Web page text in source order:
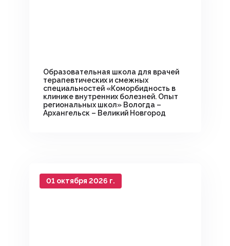
Образовательная школа для врачей
терапевтических и смежных
специальностей «Коморбидность в
клинике внутренних болезней. Опыт
региональных школ» Вологда –
Архангельск – Великий Новгород
01 октября 2026 г.